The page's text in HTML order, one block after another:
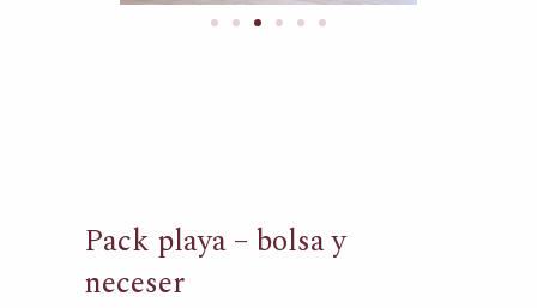
Pack playa – bolsa y
neceser